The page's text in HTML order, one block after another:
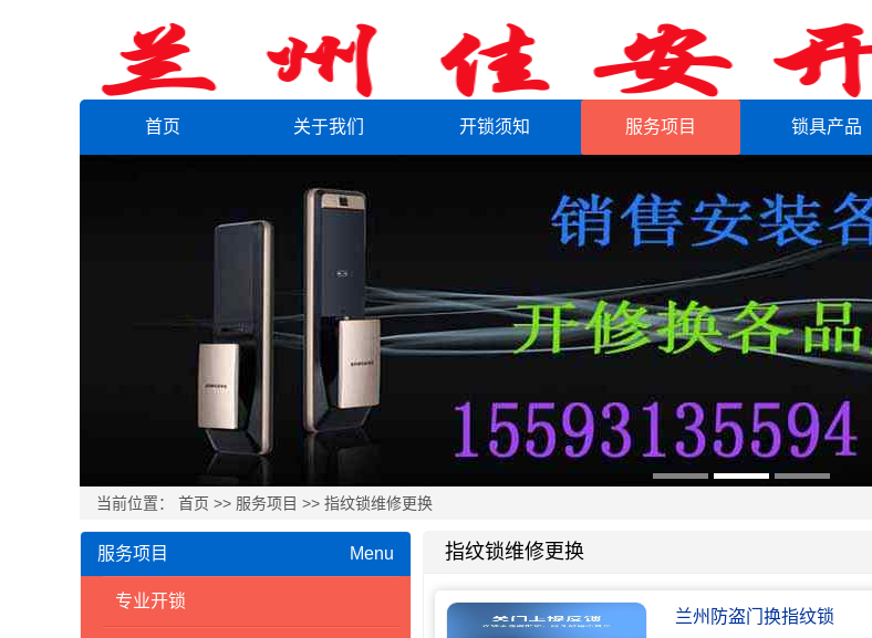
首页 关于我们 开锁须知 服务项目 锁具产品
当前位置： 首页 >> 服务项目 >> 指纹锁维修更换
指纹锁维修更换
兰州防盗门换指纹锁
服务项目 Menu
专业开锁